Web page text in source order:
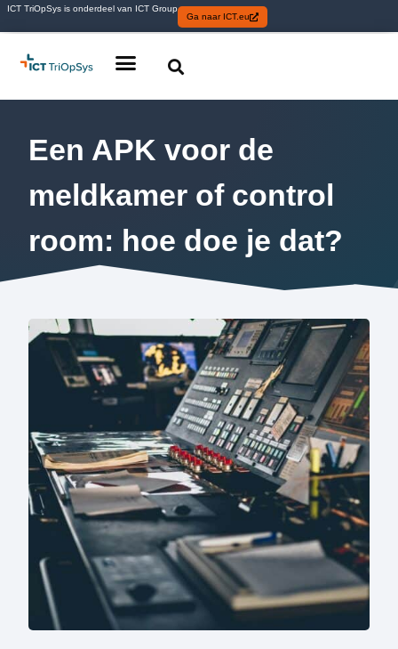
ICT TriOpSys is onderdeel van ICT Group
Ga naar ICT.eu
Een APK voor de
meldkamer of control
room: hoe doe je dat?